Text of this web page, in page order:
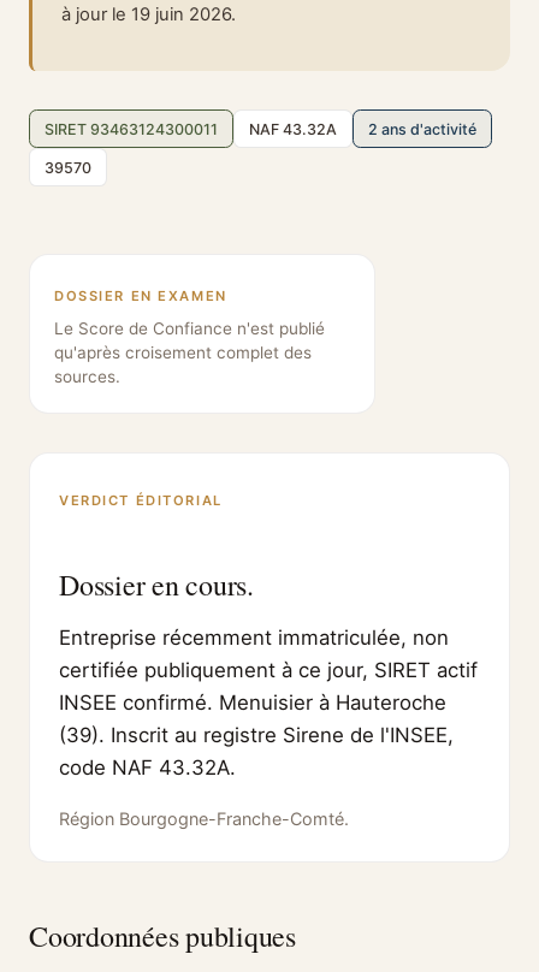
à jour le 19 juin 2026.
SIRET 93463124300011 NAF 43.32A 2 ans d'activité
39570
DOSSIER EN EXAMEN
Le Score de Confiance n'est publié
qu'après croisement complet des
sources.
VERDICT ÉDITORIAL
Dossier en cours.
Entreprise récemment immatriculée, non
certifiée publiquement à ce jour, SIRET actif
INSEE confirmé. Menuisier à Hauteroche
(39). Inscrit au registre Sirene de l'INSEE,
code NAF 43.32A.
Région Bourgogne-Franche-Comté.
Coordonnées publiques